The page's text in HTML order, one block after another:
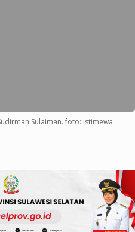
Sulaiman. foto: istimewa